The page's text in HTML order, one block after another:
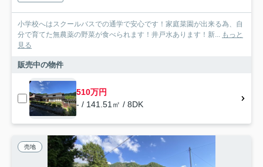
小学校へはスクールバスでの通学で安心です！家庭菜園が出来る為、自
分で育てた無農薬の野菜が食べられます！井戸水あります！新... もっと
見る
販売中の物件
510万円
- / 141.51㎡ / 8DK
売地